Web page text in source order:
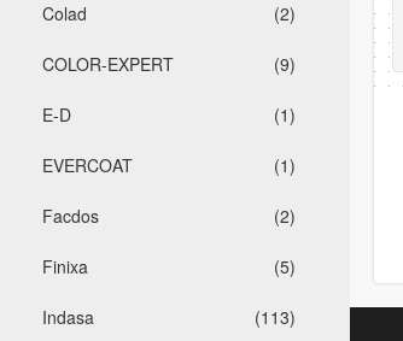
(2)
Colad
(9)
COLOR-EXPERT
(1)
E-D
(1)
EVERCOAT
(2)
Facdos
(5)
Finixa
(113)
Indasa